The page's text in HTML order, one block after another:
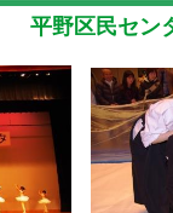
平野区民セン